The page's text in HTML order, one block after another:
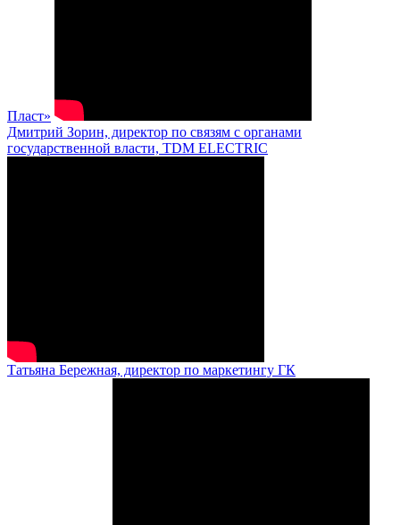
Пласт»
Дмитрий Зорин, директор по связям с органами
государственной власти, TDM ELECTRIC
Татьяна Бережная, директор по маркетингу ГК